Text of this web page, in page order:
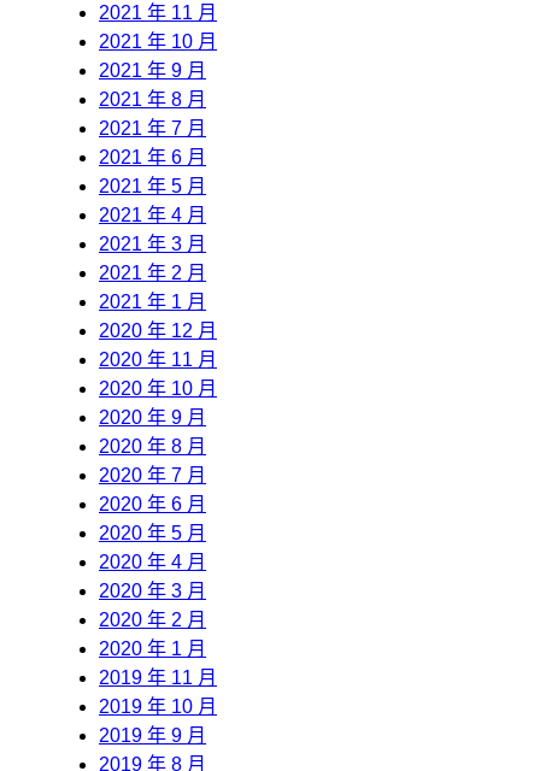
2021 年 11 月
2021 年 10 月
2021 年 9 月
2021 年 8 月
2021 年 7 月
2021 年 6 月
2021 年 5 月
2021 年 4 月
2021 年 3 月
2021 年 2 月
2021 年 1 月
2020 年 12 月
2020 年 11 月
2020 年 10 月
2020 年 9 月
2020 年 8 月
2020 年 7 月
2020 年 6 月
2020 年 5 月
2020 年 4 月
2020 年 3 月
2020 年 2 月
2020 年 1 月
2019 年 11 月
2019 年 10 月
2019 年 9 月
2019 年 8 月